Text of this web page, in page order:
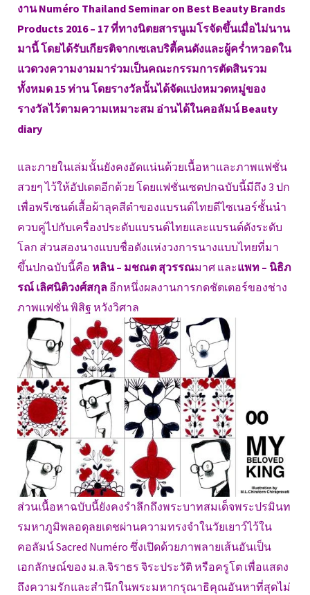
งาน Numéro Thailand Seminar on Best Beauty Brands
Products 2016 – 17 ที่ทางนิตยสารนูเมโรจัดขึ้นเมื่อไม่นาน
มานี้ โดยได้รับเกียรติจากเซเลบริตี้คนดังและผู้คร่ำหวอดใน
แวดวงความงามมาร่วมเป็นคณะกรรมการตัดสินรวม
ทั้งหมด 15 ท่าน โดยรางวัลนั้นได้จัดแบ่งหมวดหมู่ของ
รางวัลไว้ตามความเหมาะสม อ่านได้ในคอลัมน์ Beauty
diary
และภายในเล่มนั้นยังคงอัดแน่นด้วยเนื้อหาและภาพแฟชั่น
สวยๆ ไว้ให้อัปเดตอีกด้วย โดยแฟชั่นเซตปกฉบับนี้มีถึง 3 ปก
เพื่อพรีเซนต์เสื้อผ้าลุคสีดำของแบรนด์ไทยดีไซเนอร์ชั้นนำ
ควบคู่ไปกับเครื่องประดับแบรนด์ไทยและแบรนด์ดังระดับ
โลก ส่วนสองนางแบบชื่อดังแห่งวงการนางแบบไทยที่มา
ขึ้นปกฉบับนี้คือ หลิน – มชณต สุวรรณมาศ และแพท – นิธิภ
รณ์ เลิศนิติวงศ์สกุล อีกหนึ่งผลงานการกดชัตเตอร์ของช่าง
ภาพแฟชั่น พิสิฐ หวังวิศาล
ส่วนเนื้อหาฉบับนี้ยังคงรำลึกถึงพระบาทสมเด็จพระปรมินท
รมหาภูมิพลอดุลยเดชผ่านความทรงจำในวัยเยาว์ไว้ใน
คอลัมน์ Sacred Numéro ซึ่งเปิดด้วยภาพลายเส้นอันเป็น
เอกลักษณ์ของ ม.ล.จิราธร จิระประวัติ หรือครูโต เพื่อแสดง
ถึงความรักและสำนึกในพระมหากรุณาธิคุณอันหาที่สุดไม่